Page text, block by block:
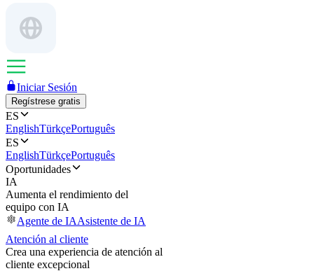
Iniciar Sesión
Regístrese gratis
ES
EnglishTürkçePortuguês
ES
EnglishTürkçePortuguês
Oportunidades
IA
Aumenta el rendimiento del
equipo con IA
Agente de IAAsistente de IA
Atención al cliente
Crea una experiencia de atención al
cliente excepcional